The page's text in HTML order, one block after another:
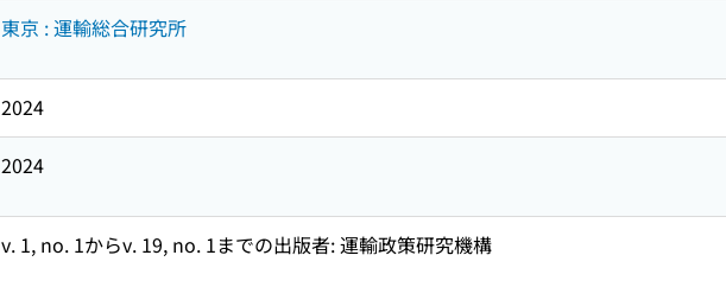
東京 : 運輸総合研究所
2024
2024
v. 1, no. 1からv. 19, no. 1までの出版者: 運輸政策研究機構